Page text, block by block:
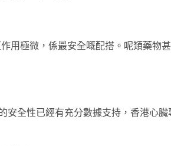
用極微，係最安全嘅配搭。呢類藥物
安全性已經有充分數據支持，香港心臟